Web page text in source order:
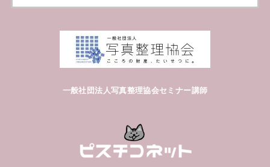
一般社団法人写真整理協会セミナー講師